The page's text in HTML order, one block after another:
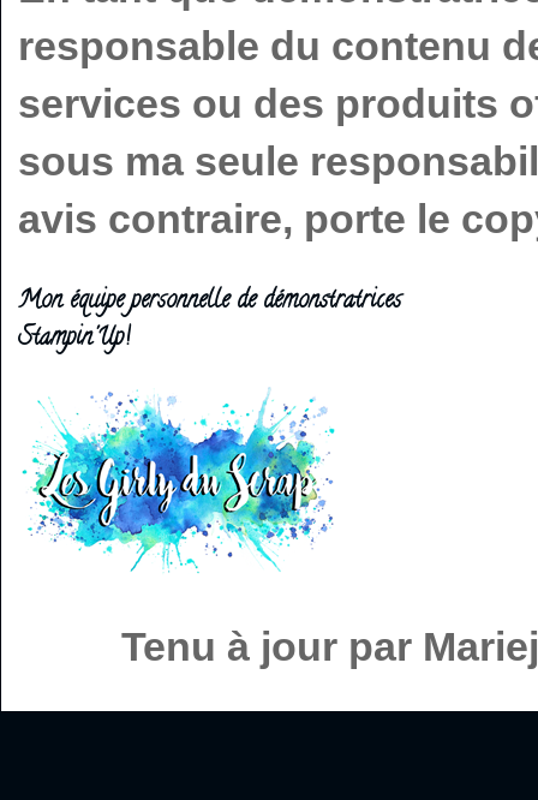
responsable du contenu
services ou des produits
sous ma seule
avis contraire, porte le
Mon équipe personnelle de démonstratrices
Stampin'Up!
Tenu à jour par